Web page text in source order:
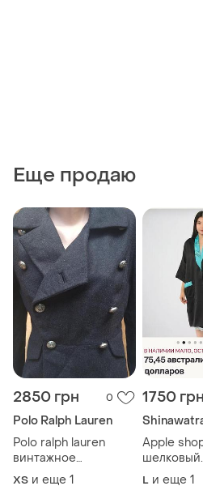
Еще продаю
2850 грн 0
Polo Ralph Lauren
Polo ralph lauren
винтажное
двубортное пальто-
бушлат,милитари,s
ХS и еще 1
1750 грн
Apple
шелковый
халат-
L и еще 1